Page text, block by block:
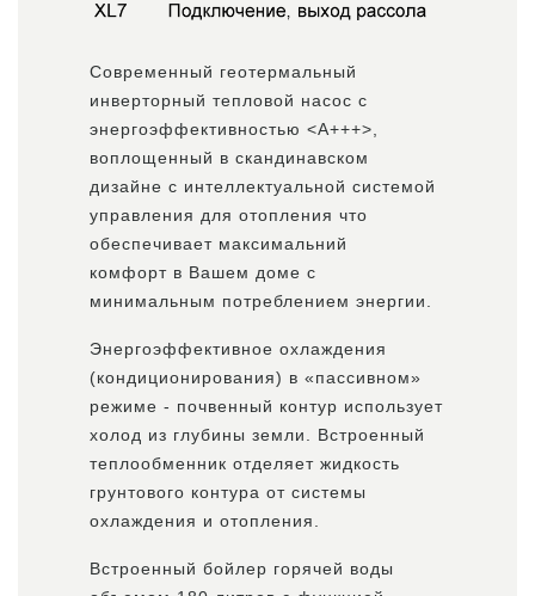
Современный геотермальный
инверторный тепловой насос с
энергоэффективностью <А+++>,
воплощенный в скандинавском
дизайне с интеллектуальной системой
управления для отопления что
обеспечивает максимальний
комфорт в Вашем доме с
минимальным потреблением энергии.
Энергоэффективное охлаждения
(кондиционирования) в «пассивном»
режиме - почвенный контур использует
холод из глубины земли. Встроенный
теплообменник отделяет жидкость
грунтового контура от системы
охлаждения и отопления.
Встроенный бойлер горячей воды